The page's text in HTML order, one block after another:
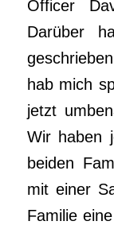
Officer
Darüber
hab mich
jetzt
Wir haben
beiden
mit einer
Familie